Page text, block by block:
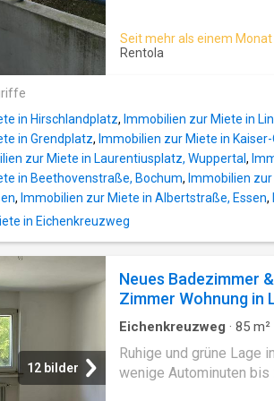
Mit seinem
Langenberg eines der
liebevoll ausgestattete
Verweilen einladen
Seit mehr als einem Monat
Rentola
in Hirschlandplatz, Immobilien zur Miete in
in Grendplatz, Immobilien zur Miete in
zur Miete in Laurentiusplatz, Wuppertal ,
in Beethovenstraße, Bochum, Immobilien
, Immobilien zur Miete in Albertstraße, Essen,
in Eichenkreuzweg
12 bilder
Neues Badezimmer
Zimmer Wohnung in
Eichenkreuzweg · 85 m²
Ruhige und grüne Lage
wenige Autominuten